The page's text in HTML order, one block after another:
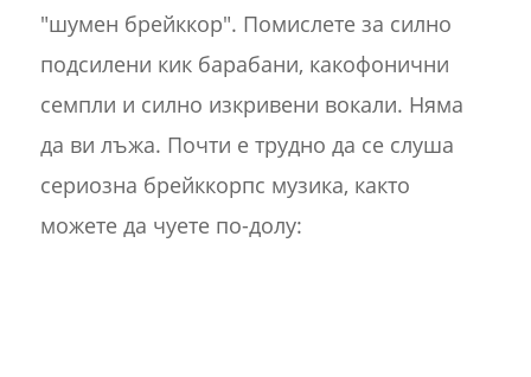
"шумен брейккор". Помислете за силно
подсилени кик барабани, какофонични
семпли и силно изкривени вокали. Няма
да ви лъжа. Почти е трудно да се слуша
сериозна брейккорпс музика, както
можете да чуете по-долу: